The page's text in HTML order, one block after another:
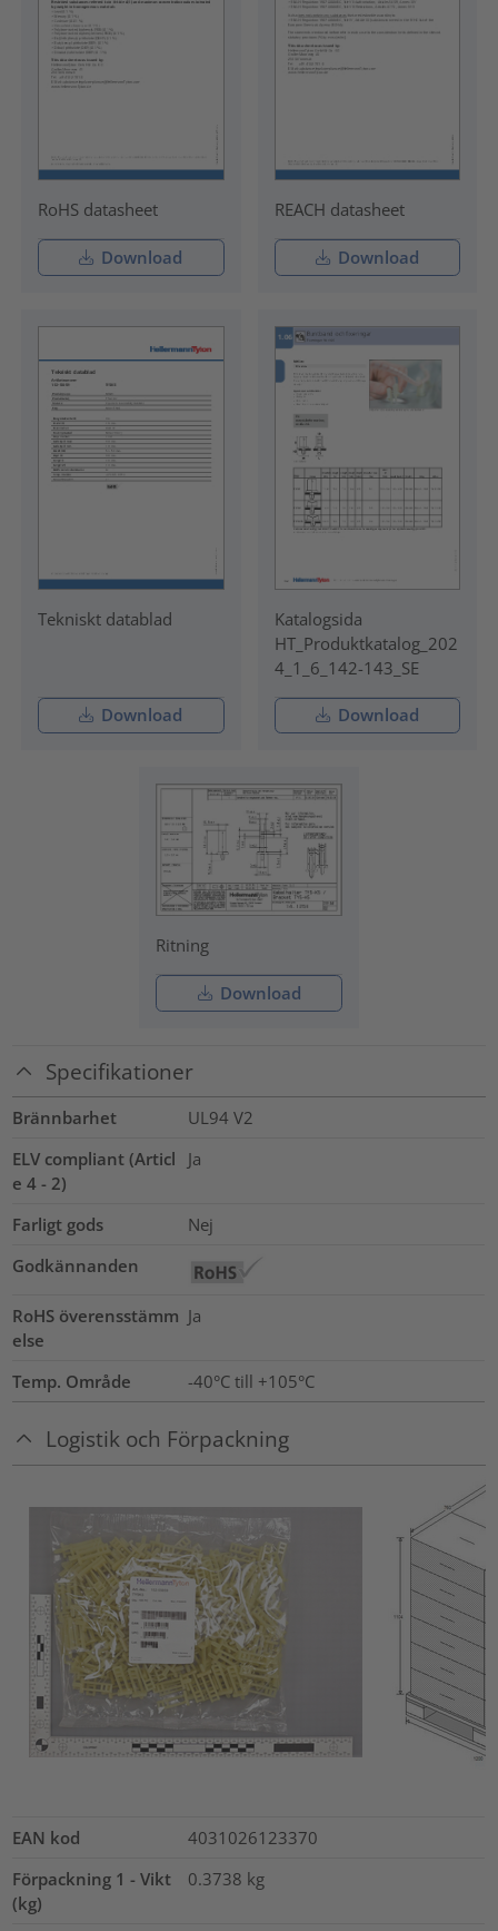
RoHS datasheet
Download
REACH datasheet
Download
Tekniskt datablad
Download
Katalogsida
HT_Produktkatalog_202
4_1_6_142-143_SE
Download
Ritning
Download
Specifikationer
Brännbarhet
UL94 V2
ELV compliant (Articl
e 4 - 2)
Ja
Farligt gods
Nej
Godkännanden
RoHS överensstämm
else
Ja
Temp. Område -40°C till +105°C
Logistik och Förpackning
EAN kod
4031026123370
Förpackning 1 - Vikt
(kg)
0.3738 kg